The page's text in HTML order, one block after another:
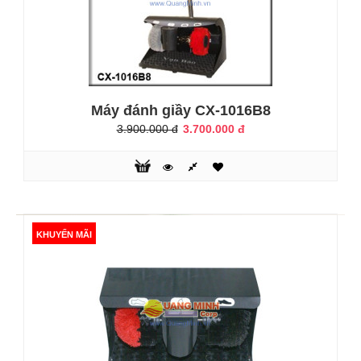
Máy đánh giày CX-1125B
3.762.000 đ
Máy đánh giầy CX-1016B8
3.900.000 đ 3.700.000 đ
KHUYẾN MÃI